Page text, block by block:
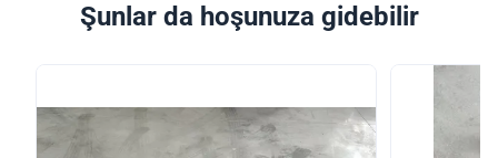
Şunlar da hoşunuza gidebilir